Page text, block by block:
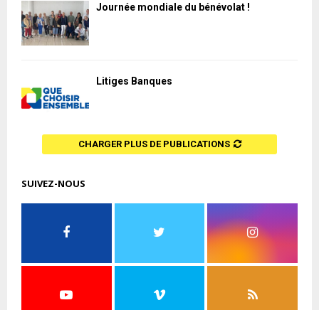
Journée mondiale du bénévolat !
Litiges Banques
CHARGER PLUS DE PUBLICATIONS
SUIVEZ-NOUS